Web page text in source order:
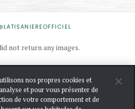
not return any images.
NOUS
CONTACTER
nos propres cookies et
et pour vous présenter de
de votre comportement et de